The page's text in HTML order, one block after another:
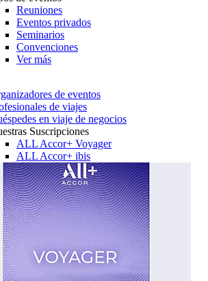
Reuniones
Eventos privados
Seminarios
Convenciones
Ver más
de eventos
de viajes
en viaje de negocios
Suscripciones
ALL Accor+ Voyager
ALL Accor+ ibis